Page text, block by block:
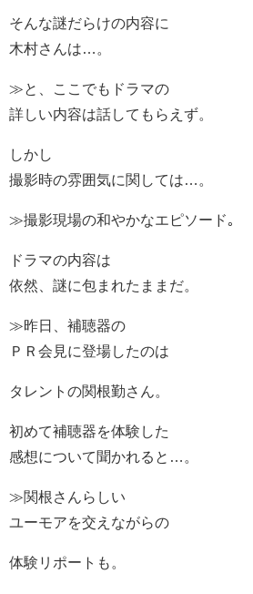
そんな謎だらけの内容に
木村さんは…。
≫と、ここでもドラマの
詳しい内容は話してもらえず。
しかし
撮影時の雰囲気に関しては…。
≫撮影現場の和やかなエピソード｡
ドラマの内容は
依然、謎に包まれたままだ。
≫昨日、補聴器の
ＰＲ会見に登場したのは
タレントの関根勤さん。
初めて補聴器を体験した
感想について聞かれると…。
≫関根さんらしい
ユーモアを交えながらの
体験リポートも。